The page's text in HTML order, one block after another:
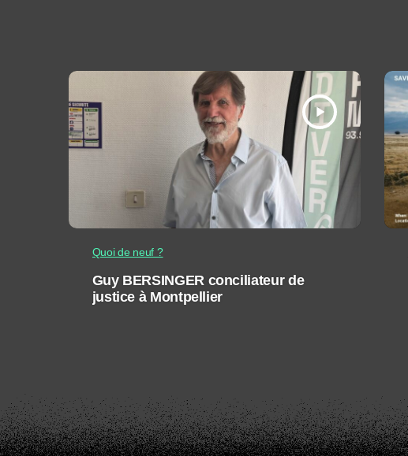
play_arrow
Quoi de neuf ?
Guy BERSINGER conciliateur de
justice à Montpellier